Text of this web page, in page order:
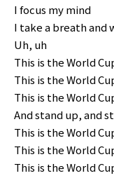
I focus my mind
I take a breath and
Uh, uh
This is the World
This is the World
This is the World
And stand up, and
This is the World
This is the World
This is the World